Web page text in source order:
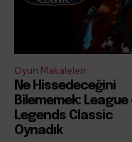
Oyun Makaleleri
Ne Hissedeceğini
Bilememek:
Legends Classic
Oynadık